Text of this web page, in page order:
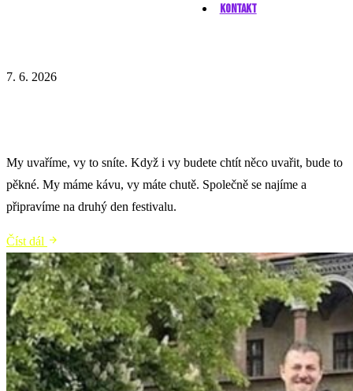
KONTAKT
7. 6. 2026
My uvaříme, vy to sníte. Když i vy budete chtít něco uvařit, bude to
pěkné. My máme kávu, vy máte chutě. Společně se najíme a
připravíme na druhý den festivalu.
Číst dál